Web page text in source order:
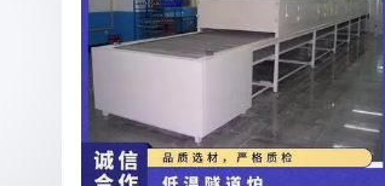
或再生纸工艺品不仅美观，还能减少对传统
解材料的纪念品既能传递品牌理念，又避免
纸笔记本或竹制文具盒，在日常使用中潜移